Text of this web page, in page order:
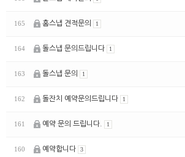
165 홈스냅 견적문의 1
164 돌스냅 문의드립니다 1
163 돌스냅 문의 1
162 돌잔치 예약문의드립니다 1
161 예약 문의 드립니다. 1
160 예약합니다 3